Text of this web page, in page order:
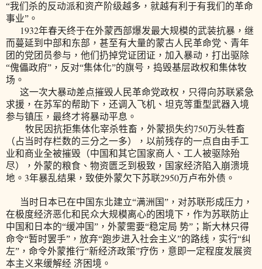
“我们杀的反动派和资产阶级越多，就越有利于有我们的革命
事业”。
1932年春天终于在外蒙西部爆发最大规模的武装抗暴，继
而蔓延到中部和东部，甚至有大量的蒙古人民革命党、青年
团的党团员参与，他们扔掉党证团证，加入暴动，打出驱除
“傀儡政府”，反对“集体化”的旗号，捣毁基层政权和集体牧
场。
这一次大暴动差点摧毁人民革命党政权，只得向苏联紧急
求援，在苏军的帮助下，还调入飞机、坦克等重型武器入境
参与镇压，最终才将暴动平息。
牧民因抗拒集体化宰杀牲畜，外蒙损失约750万头牲畜
（占当时存栏数的三分之一多），以前残存的一点自由手工
业和商业全被摧毁（中国和其它国家商人、工人被驱除殆
尽），外蒙的粮食、物资匮乏到极致，国家经济陷入崩溃境
地。 3年暴乱结果，致使外蒙欠下苏联2950万卢布外债。
当时日本已在中国东北建立“满洲国”，对苏联形成压力，
在极度经济恶化和民众大规模离心的困境下，作为苏联防止
中国和日本的“缓冲国”，外蒙需要“稳定局 势”；斯大林只得
命令“暂时罢手”，放弃“跑步进入社会主义”的路线，实行“纠
左”，命令外蒙推行“新经济政策”疗伤，意即一定程度发展资
本主义来缓解经 济困境。